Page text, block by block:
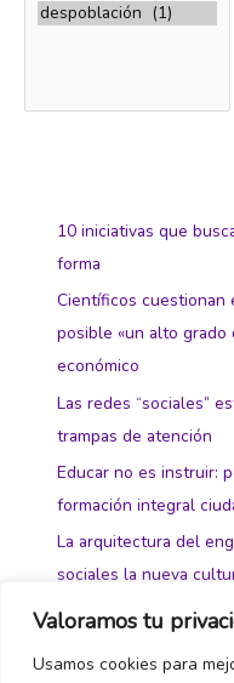
Valoramos tu
Usamos cookies para
10 iniciativas que
forma
Científicos cuestionan
posible «un alto grado
económico
Las redes “sociales”
trampas de atención
Educar no es instruir:
formación integral
La arquitectura del
sociales la nueva